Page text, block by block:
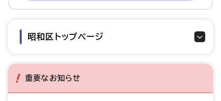
昭和区トップページ
重要なお知らせ